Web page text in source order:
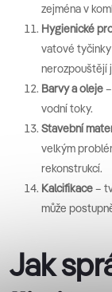
zejména v
Hygienické
vatové
nerozpouštějí
Barvy a oleje
vodní toky.
Stavební
velkým
rekonstrukcí.
Kalcifikace–
může
Jak